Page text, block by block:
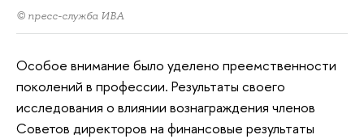
© пресс-служба ИВА
Особое внимание было уделено преемственности
поколений в профессии. Результаты своего
исследования о влиянии вознаграждения членов
Советов директоров на финансовые результаты